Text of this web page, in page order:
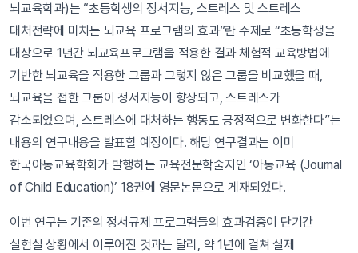
뇌교육학과)는 “초등학생의 정서지능, 스트레스 및 스트레스
대처전략에 미치는 뇌교육 프로그램의 효과”란 주제로 “초등학생을
대상으로 1년간 뇌교육프로그램을 적용한 결과 체험적 교육방법에
기반한 뇌교육을 적용한 그룹과 그렇지 않은 그룹을 비교했을 때,
뇌교육을 접한 그룹이 정서지능이 향상되고, 스트레스가
감소되었으며, 스트레스에 대처하는 행동도 긍정적으로 변화한다”는
내용의 연구내용을 발표할 예정이다. 해당 연구결과는 이미
한국아동교육학회가 발행하는 교육전문학술지인 ‘아동교육 (Journal
of Child Education)’ 18권에 영문논문으로 게재되었다.
이번 연구는 기존의 정서규제 프로그램들의 효과검증이 단기간
실험실 상황에서 이루어진 것과는 달리, 약 1년에 걸쳐 실제